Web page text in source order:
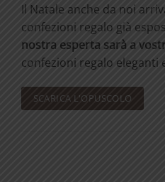
Il Natale anche da noi
confezioni regalo già
nostra esperta sarà a
confezioni regalo eleganti
SCARICA L'OPUSCOLO